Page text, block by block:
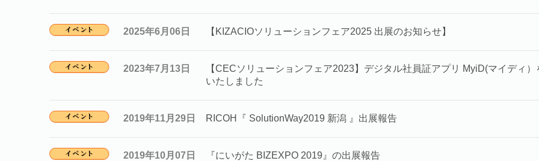
2025年6月06日 【KIZACIOソリューションフェア2025 出展のお知らせ】
2023年7月13日
【CECソリューションフェア2023】デジタル社員証アプリ MyiD(マイディ）
いたしました
2019年11月29日 RICOH『 SolutionWay2019 新潟 』出展報告
2019年10月07日 『にいがた BIZEXPO 2019』の出展報告